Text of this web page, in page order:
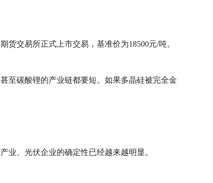
交易所正式上市交易，基准价为18500元/吨‌。
至碳酸锂的产业链都要短。如果多晶硅被完全金
业、光伏企业的确定性已经越来越明显。